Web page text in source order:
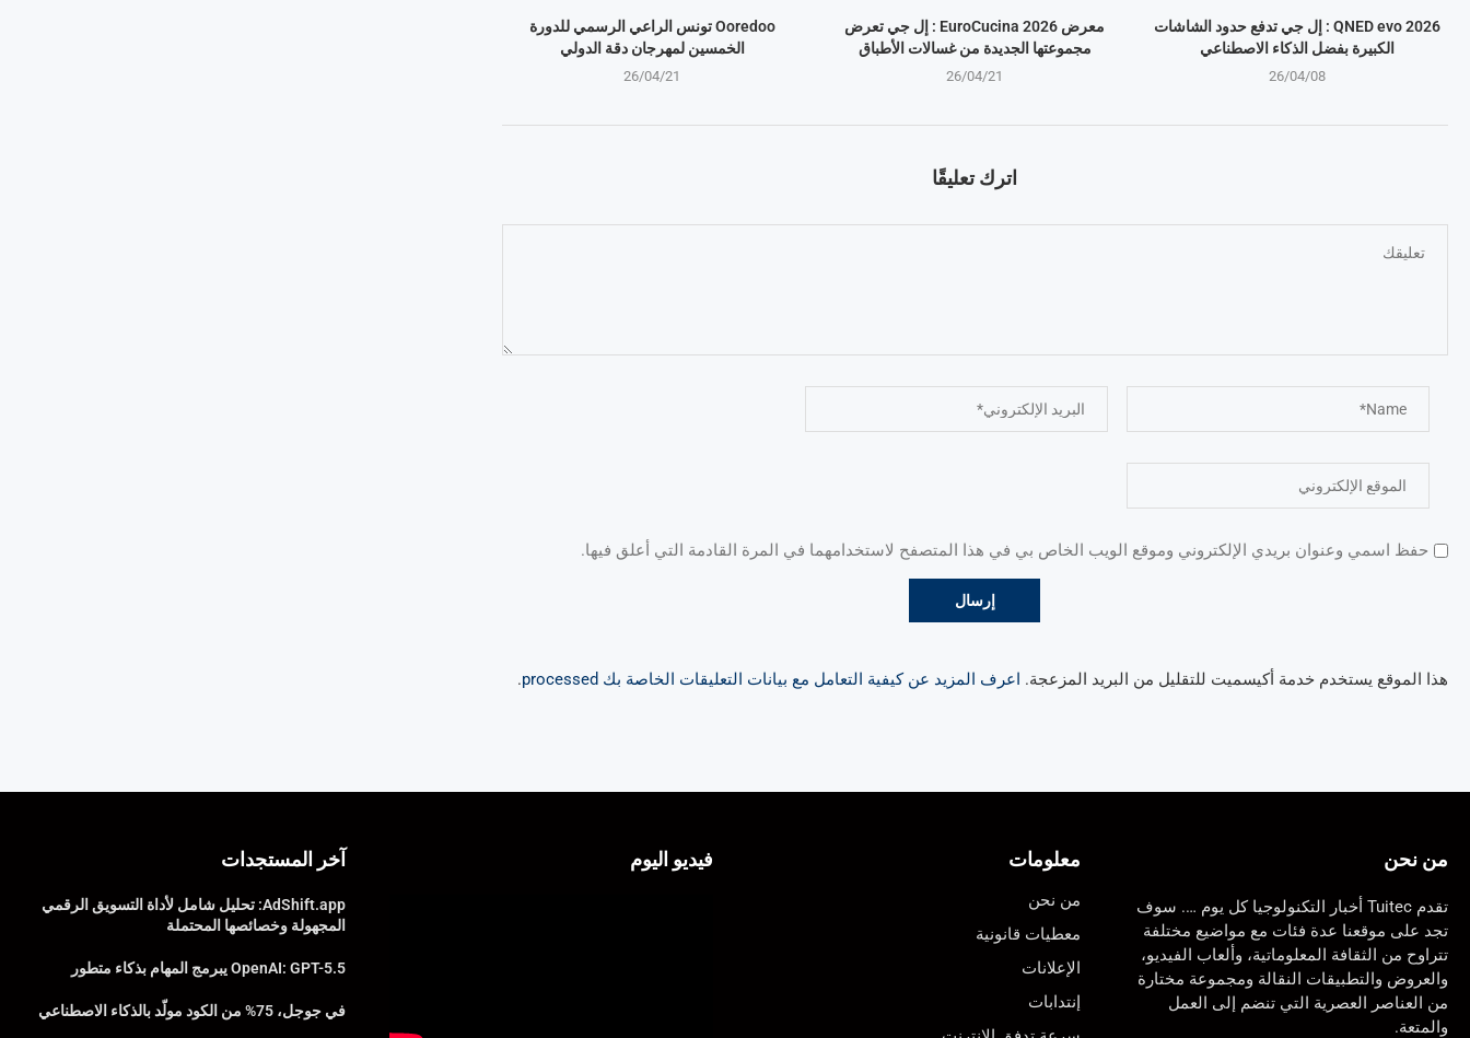
Ooredoo تونس الراعي الرسمي للدورة
الخمسين لمهرجان دقة الدولي
26/04/21
معرض EuroCucina 2026 : إل جي تعرض
مجموعتها الجديدة من غسالات الأطباق
26/04/21
QNED evo 2026 : إل جي تدفع حدود الشاشات
الكبيرة بفضل الذكاء الاصطناعي
26/04/08
اترك تعليقًا
حفظ اسمي وعنوان بريدي الإلكتروني وموقع الويب الخاص بي في هذا المتصفح لاستخدامهما في المرة القادمة التي أعلق فيها.
هذا الموقع يستخدم خدمة أكيسميت للتقليل من البريد المزعجة. اعرف المزيد عن كيفية التعامل مع بيانات التعليقات الخاصة بك processed .
من نحن
تقدم Tuitec أخبار التكنولوجيا كل يوم …. سوف
تجد على موقعنا عدة فئات مع مواضيع مختلفة
تتراوح من الثقافة المعلوماتية، وألعاب الفيديو،
والعروض والتطبيقات النقالة ومجموعة مختارة
من العناصر العصرية التي تنضم إلى العمل
والمتعة.
معلومات
من نحن
معطيات قانونية
الإعلانات
إنتدابات
فيديو اليوم آخر المستجدات
AdShift.app: تحليل شامل لأداة التسويق الرقمي
المجهولة وخصائصها المحتملة
OpenAI: GPT-5.5 يبرمج المهام بذكاء متطور
في جوجل، 75% من الكود مولّد بالذكاء الاصطناعي